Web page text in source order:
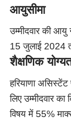
आयुसीमा
उम्मीदवार की
15 जुलाई 2024
शैक्षणिक
हरियाणा
लिए उम्मीदवार का
विषय में 55%